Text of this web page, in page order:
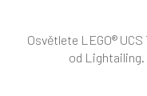
Osvětlete LEGO®
od Lightailing.